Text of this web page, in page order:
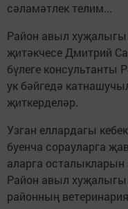
сәламәтлек телим...
Район авыл хуҗалыгы
җитәкчесе Дмитрий
бүлеге
ук бәйгедә
җиткерделәр.
Узган еллардагы
буенча сорауларга
аларга осталыкларын
Район авыл хуҗалыгы
районның